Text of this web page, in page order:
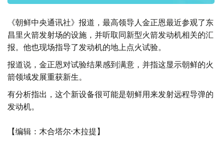
《朝鲜中央通讯社》报道，最高领导人金正恩最近参观了东
昌里火箭发射场的设施，并听取同新型火箭发动机相关的汇
报。他也现场指导了发动机的地上点火试验。
报道说，金正恩对试验结果感到满意，并指这显示朝鲜的火
箭领域发展重获新生。
有分析指出，这个新设备很可能是朝鲜用来发射远程导弹的
发动机。
【编辑：木合塔尔·木拉提】